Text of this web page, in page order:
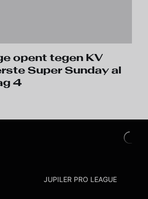
opent tegen KV
Super Sunday al
4
JUPILER PRO LEAGUE